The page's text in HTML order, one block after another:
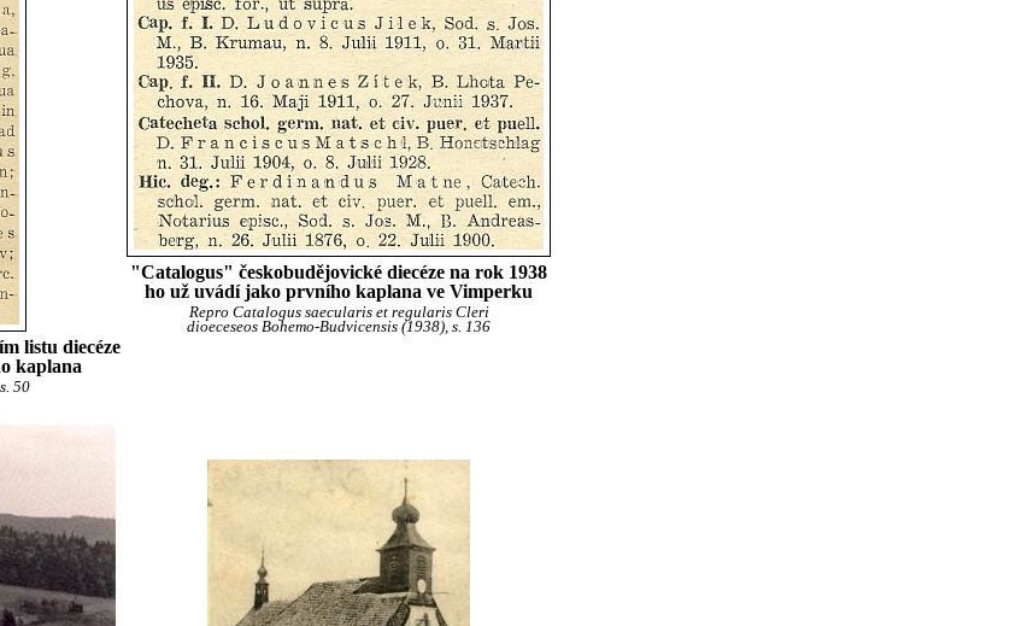
listu diecéze
kaplana
50
"Catalogus" českobudějovické diecéze na rok 1938
ho už uvádí jako prvního kaplana ve Vimperku
Repro Catalogus saecularis et regularis Cleri
dioeceseos Bohemo-Budvicensis (1938), s. 136